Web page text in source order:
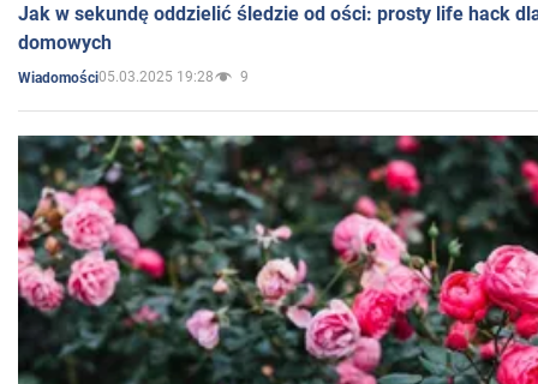
Jak w sekundę oddzielić śledzie od ości: prosty life hack
domowych
Wiadomości05.03.2025 19:28 9